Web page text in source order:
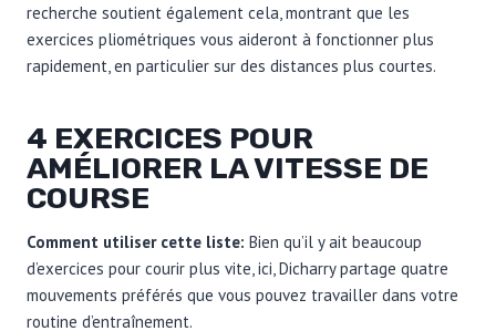
recherche soutient également cela, montrant que les
exercices pliométriques vous aideront à fonctionner plus
rapidement, en particulier sur des distances plus courtes.
4 EXERCICES POUR
AMÉLIORER LA VITESSE DE
COURSE
Comment utiliser cette liste: Bien qu’il y ait beaucoup
d’exercices pour courir plus vite, ici, Dicharry partage quatre
mouvements préférés que vous pouvez travailler dans votre
routine d’entraînement.